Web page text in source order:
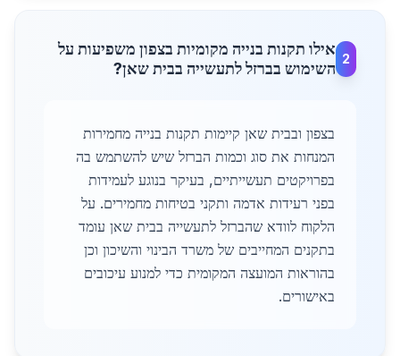
2
אילו תקנות בנייה מקומיות בצפון משפיעות על
השימוש בברזל לתעשייה בבית שאן?
בצפון ובבית שאן קיימות תקנות בנייה מחמירות
המנחות את סוג וכמות הברזל שיש להשתמש בה
בפרויקטים תעשייתיים, בעיקר בנוגע לעמידות
בפני רעידות אדמה ותקני בטיחות מחמירים. על
הלקוח לוודא שהברזל לתעשייה בבית שאן עומד
בתקנים המחייבים של משרד הבינוי והשיכון וכן
בהוראות המועצה המקומית כדי למנוע עיכובים
באישורים.